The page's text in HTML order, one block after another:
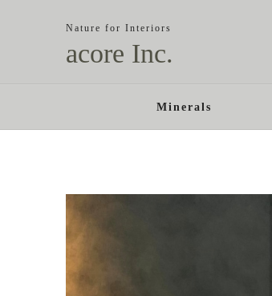
Nature for Interiors
acore Inc.
Minerals